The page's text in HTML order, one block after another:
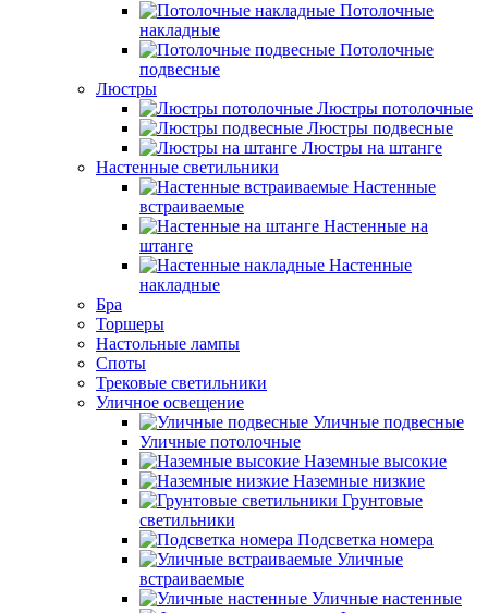
Потолочные
накладные
Потолочные
подвесные
Люстры
Люстры потолочные
Люстры подвесные
Люстры на штанге
Настенные светильники
Настенные
встраиваемые
Настенные на
штанге
Настенные
накладные
Бра
Торшеры
Настольные лампы
Споты
Трековые светильники
Уличное освещение
Уличные подвесные
Уличные потолочные
Наземные высокие
Наземные низкие
Грунтовые
светильники
Подсветка номера
Уличные
встраиваемые
Уличные настенные